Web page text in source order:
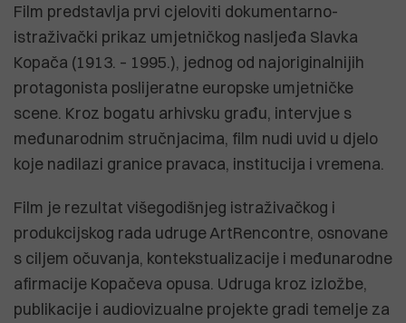
Film predstavlja prvi cjeloviti dokumentarno-
istraživački prikaz umjetničkog nasljeđa Slavka
Kopača (1913. – 1995.), jednog od najoriginalnijih
protagonista poslijeratne europske umjetničke
scene. Kroz bogatu arhivsku građu, intervjue s
međunarodnim stručnjacima, film nudi uvid u djelo
koje nadilazi granice pravaca, institucija i vremena.
Film je rezultat višegodišnjeg istraživačkog i
produkcijskog rada udruge ArtRencontre, osnovane
s ciljem očuvanja, kontekstualizacije i međunarodne
afirmacije Kopačeva opusa. Udruga kroz izložbe,
publikacije i audiovizualne projekte gradi temelje za